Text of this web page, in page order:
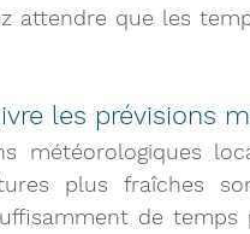
attendre que les
les prévisions
météorologiques
plus fraîches
de